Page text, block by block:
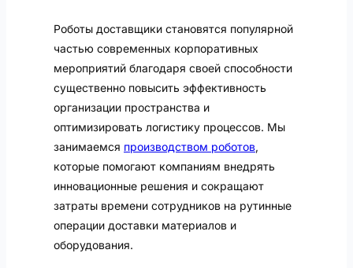
Роботы доставщики становятся популярной
частью современных корпоративных
мероприятий благодаря своей способности
существенно повысить эффективность
организации пространства и
оптимизировать логистику процессов. Мы
занимаемся производством роботов,
которые помогают компаниям внедрять
инновационные решения и сокращают
затраты времени сотрудников на рутинные
операции доставки материалов и
оборудования.